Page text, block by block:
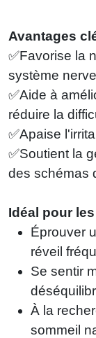
Avantages
✅Favorise la
système
✅Aide à
réduire la
✅Apaise
✅Soutient la
des schémas
Idéal pour
Éprouver
réveil
Se sentir
À la
sommeil